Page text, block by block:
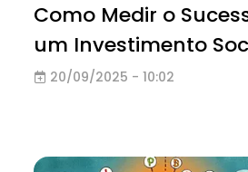
Como Medir o
um Investimento
20/09/2025 - 10:02